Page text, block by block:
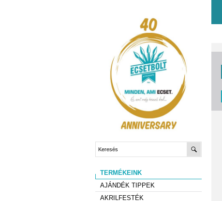
TERMÉKEINK
AJÁNDÉK TIPPEK
AKRILFESTÉK